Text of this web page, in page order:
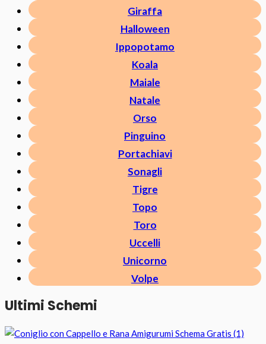
Giraffa
Halloween
Ippopotamo
Koala
Maiale
Natale
Orso
Pinguino
Portachiavi
Sonagli
Tigre
Topo
Toro
Uccelli
Unicorno
Volpe
Ultimi Schemi